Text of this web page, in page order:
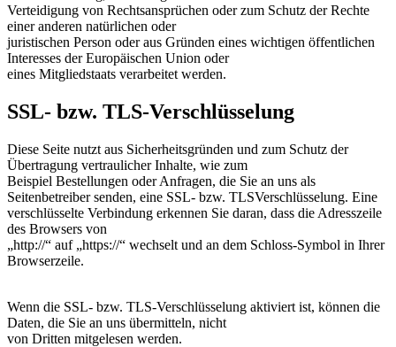
Verteidigung von Rechtsansprüchen oder zum Schutz der Rechte
einer anderen natürlichen oder
juristischen Person oder aus Gründen eines wichtigen öffentlichen
Interesses der Europäischen Union oder
eines Mitgliedstaats verarbeitet werden.
SSL- bzw. TLS-Verschlüsselung
Diese Seite nutzt aus Sicherheitsgründen und zum Schutz der
Übertragung vertraulicher Inhalte, wie zum
Beispiel Bestellungen oder Anfragen, die Sie an uns als
Seitenbetreiber senden, eine SSL- bzw. TLSVerschlüsselung. Eine
verschlüsselte Verbindung erkennen Sie daran, dass die Adresszeile
des Browsers von
„http://“ auf „https://“ wechselt und an dem Schloss-Symbol in Ihrer
Browserzeile.
Wenn die SSL- bzw. TLS-Verschlüsselung aktiviert ist, können die
Daten, die Sie an uns übermitteln, nicht
von Dritten mitgelesen werden.